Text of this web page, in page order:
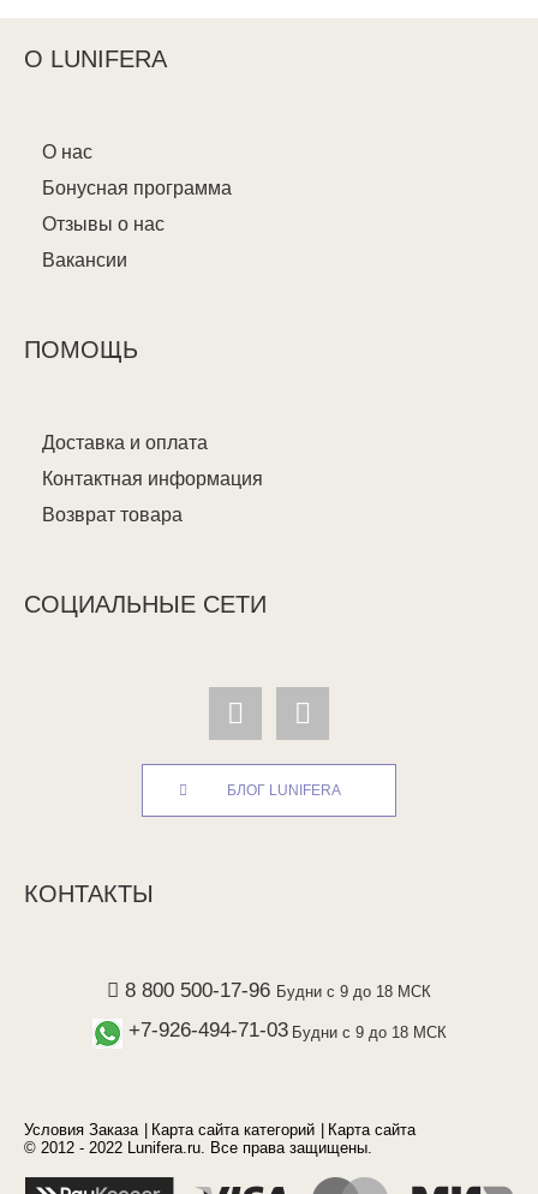
О LUNIFERA
О нас
Бонусная программа
Отзывы о нас
Вакансии
ПОМОЩЬ
Доставка и оплата
Контактная информация
Возврат товара
СОЦИАЛЬНЫЕ СЕТИ
БЛОГ LUNIFERA
КОНТАКТЫ
8 800 500-17-96 Будни с 9 до 18 МСК
+7-926-494-71-03 Будни с 9 до 18 МСК
Условия Заказа Карта сайта категорий
Карта сайта
© 2012 - 2022 Lunifera.ru. Все права защищены.